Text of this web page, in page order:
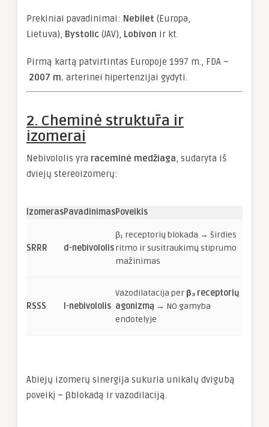
Prekiniai pavadinimai: Nebilet (Europa,
Lietuva), Bystolic (JAV), Lobivon ir kt.
Pirmą kartą patvirtintas Europoje 1997 m., FDA –
2007 m. arterinei hipertenzijai gydyti.
2. Cheminė struktūra ir
izomerai
Nebivololis yra raceminė medžiaga , sudaryta iš
dviejų stereoizomerų:
IzomerasPavadinimasPoveikis
SRRR d-nebivololis
β₁ receptorių blokada → širdies
ritmo ir susitraukimų stiprumo
mažinimas
RSSS l-nebivololis
Vazodilatacija per β₃ receptorių
agonizmą → NO gamyba
endotelyje
Abiejų izomerų sinergija sukuria unikalų dvigubą
poveikį – βblokadą ir vazodilaciją.